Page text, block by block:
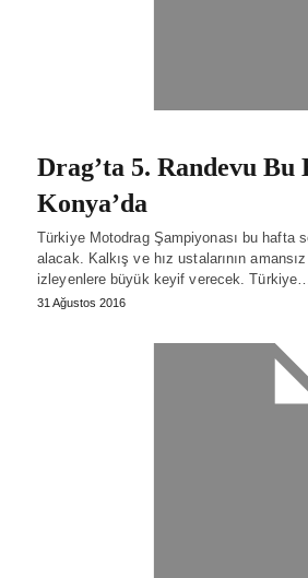
Drag’ta 5. Randevu Bu
Konya’da
Türkiye Motodrag Şampiyonası bu hafta
alacak. Kalkış ve hız ustalarının
izleyenlere büyük keyif verecek.
31 Ağustos 2016